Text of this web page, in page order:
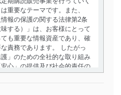
重要なテーマです。また、
報の保護の関する法律第2条
する）」は、お客様にとって
も重要な情報資産であり、確
責務であります。 したがっ
」のための全社的な取り組み
心」の提供及び社会的責任の
供について